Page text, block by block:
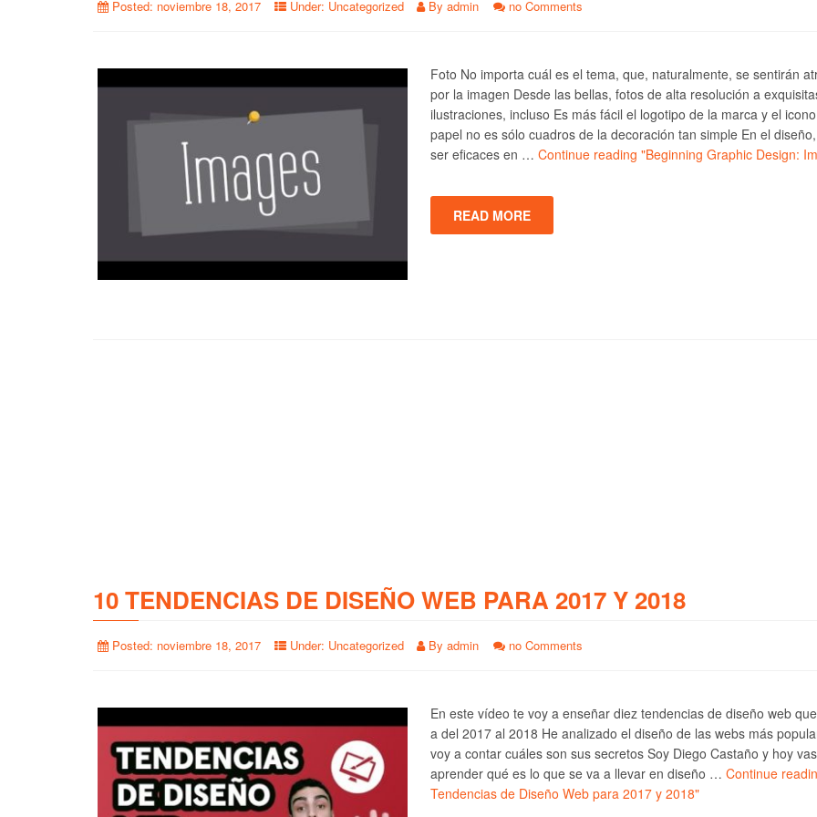
Posted: noviembre 18, 2017 Under: Uncategorized By admin no Comments
Foto No importa cuál es el tema, que, naturalmente, se sentirán
por la imagen Desde las bellas, fotos de alta resolución a
ilustraciones, incluso Es más fácil el logotipo de la marca y el
papel no es sólo cuadros de la decoración tan simple En el
ser eficaces en … Continue reading "Beginning Graphic Design:
READ MORE
10 TENDENCIAS DE DISEÑO WEB PARA 2017 Y 2018
Posted: noviembre 18, 2017 Under: Uncategorized By admin no Comments
En este vídeo te voy a enseñar diez tendencias de diseño web
a del 2017 al 2018 He analizado el diseño de las webs más
voy a contar cuáles son sus secretos Soy Diego Castaño y hoy
aprender qué es lo que se va a llevar en diseño … Continue
Tendencias de Diseño Web para 2017 y 2018"